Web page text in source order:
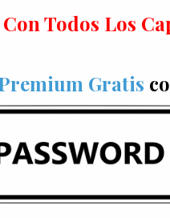
Con Todos Los
Gratis